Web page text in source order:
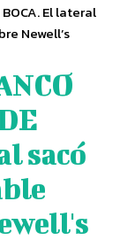
BOCA. El lateral
Newell’s
sacó